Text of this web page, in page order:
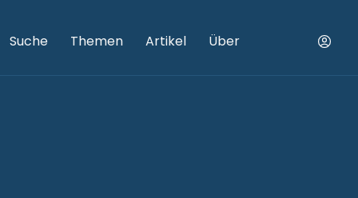
Suche Themen Artikel Über